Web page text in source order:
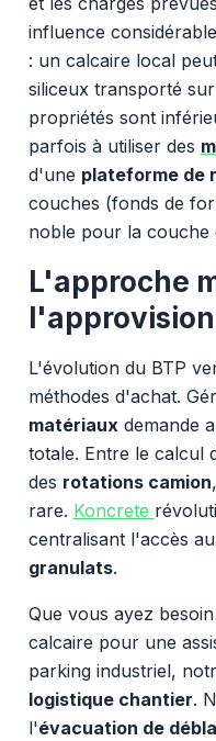
influence
: un calcaire local
siliceux transporté
propriétés sont
parfois à utiliser des
d'une plateforme de
couches (fonds de
noble pour la couche
L'approche
L'évolution du BTP
méthodes d'achat.
matériaux demande
totale. Entre le calcul
des rotations camion
rare. Koncrete
centralisant l'accès
granulats.
Que vous ayez
calcaire pour une
parking industriel,
logistique chantier.
l'évacuation de